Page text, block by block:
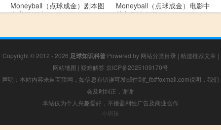
Moneyball（点球成金）剧本图
文详细解读
Moneyball（点球成金）电影中
英文剧情介绍
Copyright © 2012 - 2026 足球知识科普Powered by 网站分类目录 | 精选推荐文章 |
网站地图 | 疑难解答 京ICP备2025109170号
声明：本站内容来自互联网，如信息有错误可发邮件到f_fb#foxmail.com说明，我们
会及时纠正，谢谢
本站仅为个人兴趣爱好，不接盈利性广告及商业合作
小男孩